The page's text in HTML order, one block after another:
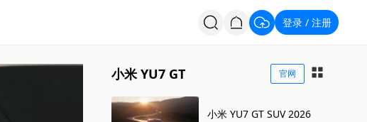
登录 / 注册
小米 YU7 GT 官网
小米 YU7 GT SUV 2026